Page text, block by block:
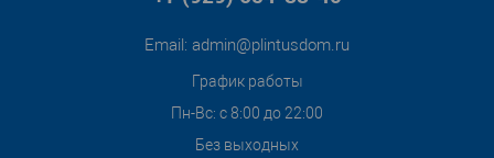
Email: admin@plintusdom.ru
График работы
Пн-Вс: с 8:00 до 22:00
Без выходных